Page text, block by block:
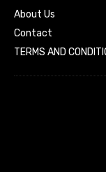
About Us
Contact
TERMS AND